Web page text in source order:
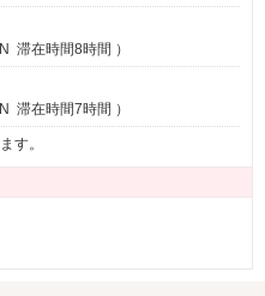
IN 滞在時間8時間 ）
IN 滞在時間7時間 ）
す。